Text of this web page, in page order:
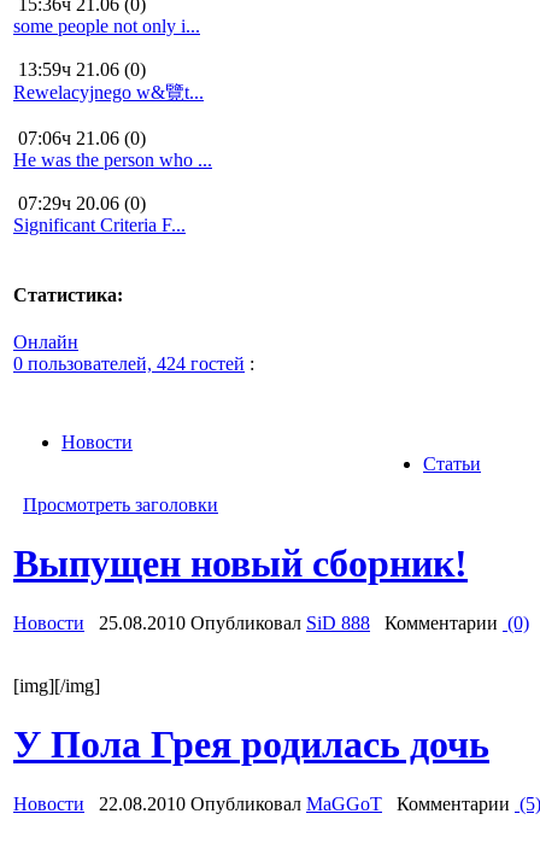
15:36ч 21.06 (0)
some people not only i...
13:59ч 21.06 (0)
Rewelacyjnego w&覽t...
07:06ч 21.06 (0)
He was the person who ...
07:29ч 20.06 (0)
Significant Criteria F...
Статистика:
Онлайн
0 пользователей, 424 гостей :
Новости
Статьи
Просмотреть заголовки
Выпущен новый сборник!
Новости 25.08.2010 Опубликовал SiD 888 Комментарии (0)
[img][/img]
У Пола Грея родилась дочь
Новости 22.08.2010 Опубликовал MaGGoT Комментарии (5)